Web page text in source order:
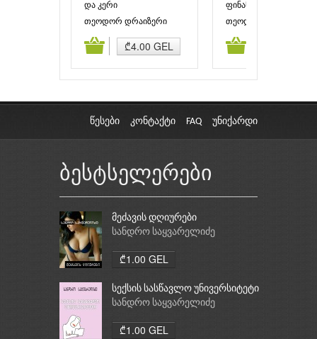
და კერი
თეოდორ დრაიზერი
₾4.00 GEL
ფინანსისტი (წიგნი
პირველი)
თეოდორ დრაიზერი
კალათაში დამატება კალათაში
წესები კონტაქტი FAQ უნიქარდი
ბესტსელერები
მეძავის დღიურები
სანდრო საყვარელიძე
₾1.00 GEL
სექსის სასწავლო უნივერსიტეტი
სანდრო საყვარელიძე
₾1.00 GEL